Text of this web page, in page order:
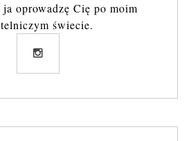
oprowadzę Cię po moim
świecie.